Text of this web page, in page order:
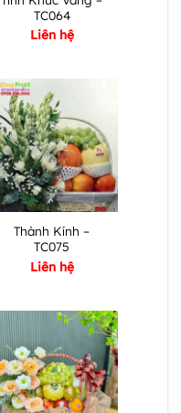
TC064
Liên hệ
Thành Kính –
TC075
Liên hệ